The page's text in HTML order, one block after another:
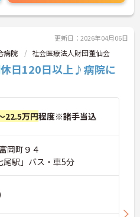
更新日：2026年04月06日
病院 社会医療法人財団董仙会
休日120日以上♪病院に
22.5万円程度※諸手当込
岡町９４
尾駅」バス・車5分